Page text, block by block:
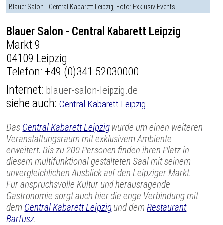
Blauer Salon - Central Kabarett Leipzig, Foto: Exklusiv Events
Blauer Salon - Central Kabarett Leipzig
Markt 9
04109 Leipzig
Telefon: +49 (0)341 52030000
Internet: blauer-salon-leipzig.de
siehe auch:Central Kabarett Leipzig
Das Central Kabarett Leipzig wurde um einen weiteren
Veranstaltungsraum mit exklusivem Ambiente
erweitert. Bis zu 200 Personen finden ihren Platz in
diesem multifunktional gestalteten Saal mit seinem
unvergleichlichen Ausblick auf den Leipziger Markt.
Für anspruchsvolle Kultur und herausragende
Gastronomie sorgt auch hier die enge Verbindung mit
dem Central Kabarett Leipzig und demRestaurant
Barfusz.